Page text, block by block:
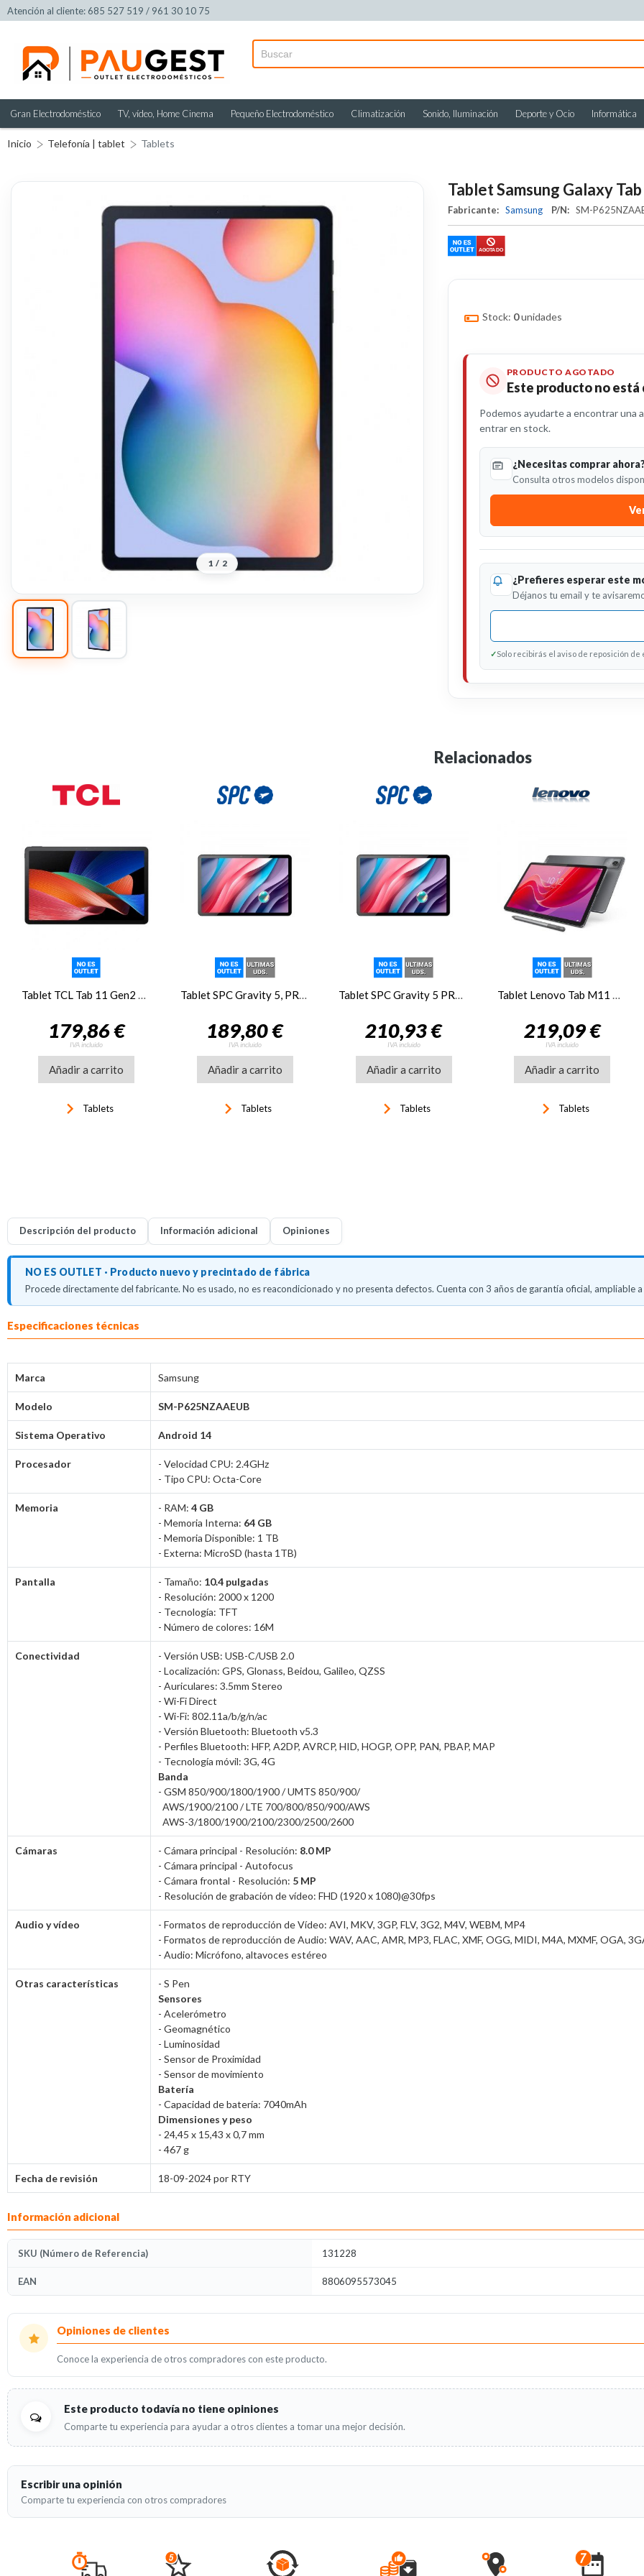
Atención al cliente: 685 527 519 / 961 30 10 75
Gran Electrodoméstico TV, vídeo, Home Cinema Pequeño Electrodoméstico Climatización Sonido, Iluminación Deporte y Ocio Informática
Inicio Telefonía | tablet Tablets
1 / 2
Tablet Samsung Galaxy
Fabricante: Samsung P/N: SM-
Stock: 0unidades
PRODUCTO AGOTADO
Este producto no
Podemos ayudarte a encontrar una
entrar en stock.
¿Necesitas comprar
Consulta otros modelos
¿Prefieres esperar este
Déjanos tu email y te
✓Solo recibirás el aviso de reposición de
Relacionados
Tablet TCL Tab 11 Gen2 11 pulgadas FHD+ 6+6GB 256GB Gray
179,86 €
IVA incluido
Añadir a carrito
keyboard_arrow_right Tablets
Tablet SPC Gravity 5, PRO, 11 pulgadas, HD + 6GB, 128GB, negro
189,80 €
IVA incluido
Añadir a carrito
keyboard_arrow_right Tablets
Tablet SPC Gravity 5 PRO 11 pulgadas HD+ 8GB 256GB negro
210,93 €
IVA incluido
Añadir a carrito
keyboard_arrow_right Tablets
Tablet Lenovo Tab M11 TB330FU 11 pulgadas 4GB 128GB Grey + Pen
219,09 €
IVA incluido
Añadir a carrito
keyboard_arrow_right Tablets
Descripción del producto Información adicional Opiniones
NO ES OUTLET · Producto nuevo y precintado de fábrica
Procede directamente del fabricante. No es usado, no es reacondicionado y no presenta defectos. Cuenta con 3 años de garantía oficial, ampliable a
Descripción del producto
Especificaciones técnicas
Marca Samsung
Modelo SM-P625NZAAEUB
Sistema Operativo Android 14
Procesador
- Velocidad CPU: 2.4GHz
- Tipo CPU: Octa-Core
Memoria - RAM: 4 GB
- Memoria Interna: 64 GB
- Memoria Disponible: 1 TB
- Externa: MicroSD (hasta 1TB)
Pantalla - Tamaño: 10.4 pulgadas
- Resolución: 2000 x 1200
- Tecnología: TFT
- Número de colores: 16M
Conectividad
- Versión USB: USB-C/USB 2.0
- Localización: GPS, Glonass, Beidou, Galileo, QZSS
- Auriculares: 3.5mm Stereo
- Wi-Fi Direct
- Wi-Fi: 802.11a/b/g/n/ac
- Versión Bluetooth: Bluetooth v5.3
- Perfiles Bluetooth: HFP, A2DP, AVRCP, HID, HOGP, OPP, PAN, PBAP, MAP
- Tecnología móvil: 3G, 4G
Banda
- GSM 850/900/1800/1900 / UMTS 850/900/
AWS/1900/2100 / LTE 700/800/850/900/AWS
AWS-3/1800/1900/2100/2300/2500/2600
Cámaras - Cámara principal - Resolución: 8.0 MP
- Cámara principal - Autofocus
- Cámara frontal - Resolución: 5 MP
- Resolución de grabación de vídeo: FHD (1920 x 1080)@30fps
Audio y vídeo
- Formatos de reproducción de Vídeo: AVI, MKV, 3GP, FLV, 3G2, M4V, WEBM, MP4
- Formatos de reproducción de Audio: WAV, AAC, AMR, MP3, FLAC, XMF, OGG, MIDI, M4A, MXMF, OGA,
- Audio: Micrófono, altavoces estéreo
Otras características
- S Pen
Sensores
- Acelerómetro
- Geomagnético
- Luminosidad
- Sensor de Proximidad
- Sensor de movimiento
Batería
- Capacidad de batería: 7040mAh
Dimensiones y peso
- 24,45 x 15,43 x 0,7 mm
- 467 g
Fecha de revisión 18-09-2024 por RTY
Información adicional
SKU (Número de Referencia) 131228
EAN 8806095573045
Opiniones
Opiniones de clientes
Conoce la experiencia de otros compradores con este producto.
Este producto todavía no tiene opiniones
Comparte tu experiencia para ayudar a otros clientes a tomar una mejor decisión.
Escribir una opinión
Comparte tu experiencia con otros compradores